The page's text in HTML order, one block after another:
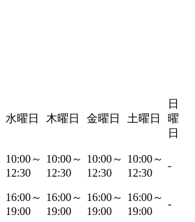
水曜日 木曜日 金曜日 土曜日
日
曜
日
10:00～
12:30
10:00～
12:30
10:00～
12:30
10:00～
12:30
-
16:00～
19:00
16:00～
19:00
16:00～
19:00
16:00～
19:00
-